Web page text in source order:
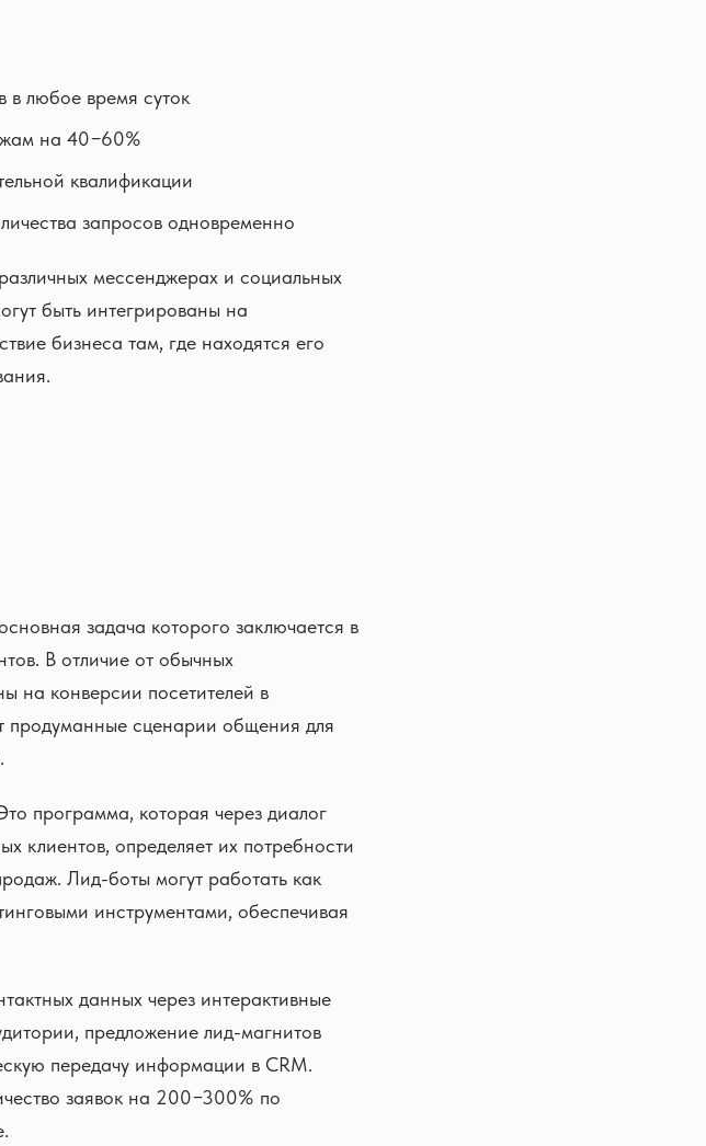
любое время суток
на 40−60%
квалификации
запросов одновременно
мессенджерах и социальных
быть интегрированы на
бизнеса там, где находятся его
задача которого заключается в
В отличие от обычных
на конверсии посетителей в
продуманные сценарии общения для
программа, которая через диалог
клиентов, определяет их потребности
Лид-боты могут работать как
инструментами, обеспечивая
данных через интерактивные
предложение лид-магнитов
передачу информации в CRM.
заявок на 200−300% по